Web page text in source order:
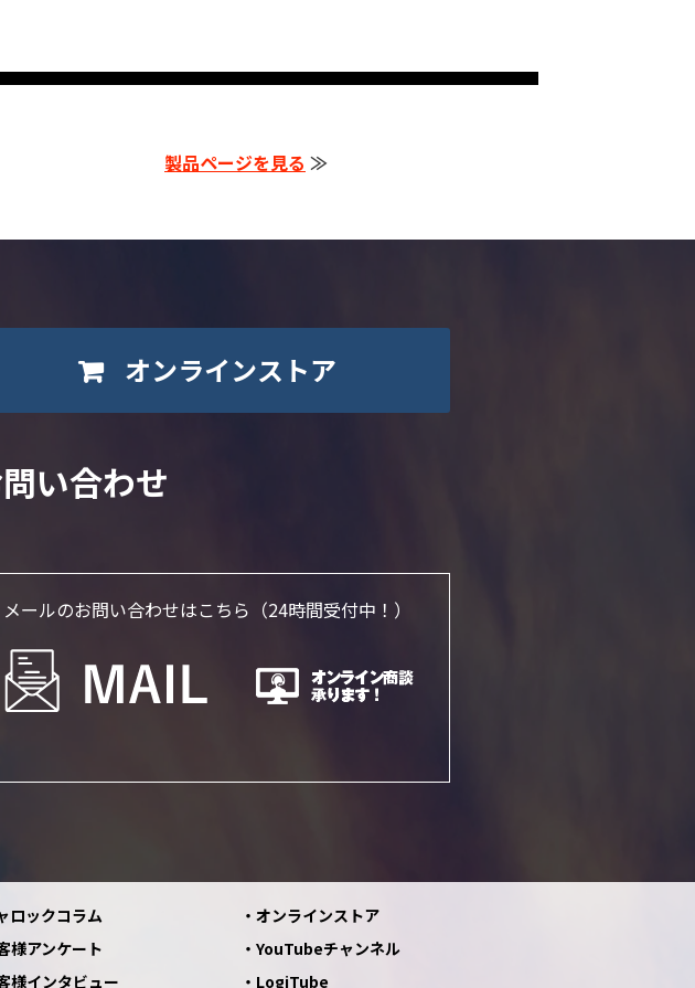
製品ページを見る ≫
オンラインストア
い合わせ
メールのお問い合わせはこちら （24時間受付中！）
ロックコラム
様アンケート
様インタビュー
オンラインストア
YouTubeチャンネル
LogiTube